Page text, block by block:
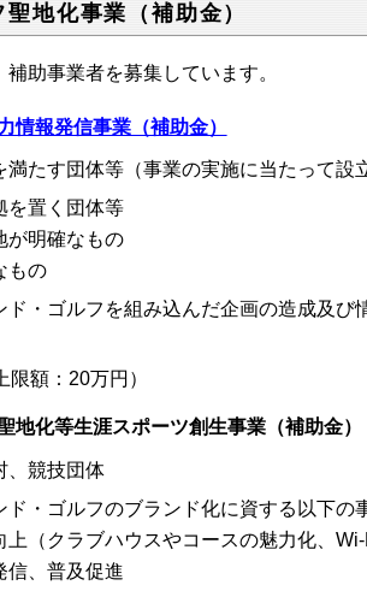
地化事業（補助金）
助事業者を募集しています。
情報発信事業（補助金）
たす団体等（事業の実施に当たって設
を置く団体等
が明確なもの
もの
ド・ゴルフを組み込んだ企画の造成及び
額：20万円）
地化等生涯スポーツ創生事業（補助金）
、競技団体
・ゴルフのブランド化に資する以下の
上（クラブハウスやコースの魅力化、
信、普及促進